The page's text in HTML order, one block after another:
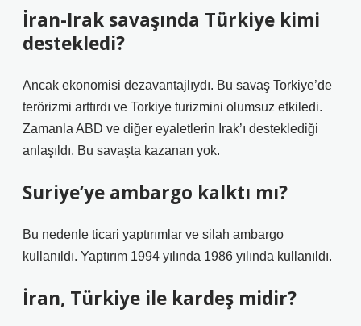
İran-Irak savaşında Türkiye kimi
destekledi?
Ancak ekonomisi dezavantajlıydı. Bu savaş Torkiye’de
terörizmi arttırdı ve Torkiye turizmini olumsuz etkiledi.
Zamanla ABD ve diğer eyaletlerin Irak’ı desteklediği
anlaşıldı. Bu savaşta kazanan yok.
Suriye’ye ambargo kalktı mı?
Bu nedenle ticari yaptırımlar ve silah ambargo
kullanıldı. Yaptırım 1994 yılında 1986 yılında kullanıldı.
İran, Türkiye ile kardeş midir?